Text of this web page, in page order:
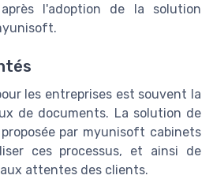
l'adoption de la solution
les entreprises est souvent la
de documents. La solution de
par myunisoft cabinets
ces processus, et ainsi de
attentes des clients.